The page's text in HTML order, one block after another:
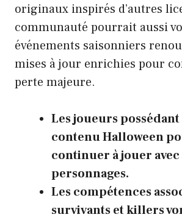
originaux inspirés d’autres
communauté pourrait aussi
événements saisonniers
mises à jour enrichies pour
perte majeure.
Les joueurs possédant
contenu Halloween
continuer à jouer
personnages.
Les compétences
survivants et killers